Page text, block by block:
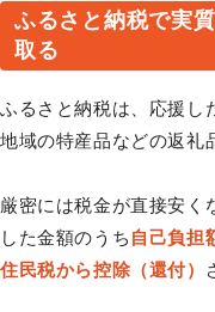
ふるさと納税で実
取る
ふるさと納税は、応援し
地域の特産品などの返礼
厳密には税金が直接安く
した金額のうち 自己負担
住民税から控除（還付）